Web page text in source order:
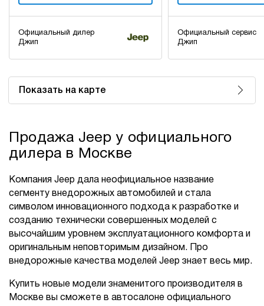
Показать на карте
Официальный дилер
Джип
Официальный сервис
Джип
Продажа Jeep у официального
дилера в Москве
Компания Jeep дала неофициальное название
сегменту внедорожных автомобилей и стала
символом инновационного подхода к разработке и
созданию технически совершенных моделей с
высочайшим уровнем эксплуатационного комфорта и
оригинальным неповторимым дизайном. Про
внедорожные качества моделей Jeep знает весь мир.
Купить новые модели знаменитого производителя в
Москве вы сможете в автосалоне официального